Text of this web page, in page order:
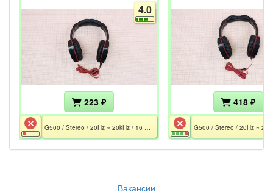
4.0
223 ₽
G500 / Stereo / 20Hz ~ 20kHz / 16 Ohm / Mic 50 Hz - 16 kHz / MiniJack 3.5 / 1.5 m / Не работает
418 ₽
Вакансии